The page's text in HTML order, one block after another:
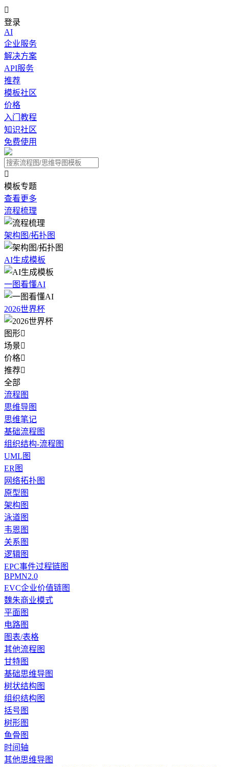

登录
AI
企业服务
解决方案
API服务
推荐
模板社区
价格
入门教程
知识社区
免费使用

模板专题
查看更多
流程梳理
架构图/拓扑图
AI生成模板
一图看懂AI
2026世界杯
图形
场景
价格
推荐
全部
流程图
思维导图
思维笔记
基础流程图
组织结构-流程图
UML图
ER图
网络拓扑图
原型图
架构图
泳道图
韦恩图
关系图
逻辑图
EPC事件过程链图
BPMN2.0
EVC企业价值链图
魏朱商业模式
平面图
电路图
图表/表格
其他流程图
甘特图
基础思维导图
树状结构图
组织结构图
括号图
树形图
鱼骨图
时间轴
其他思维导图